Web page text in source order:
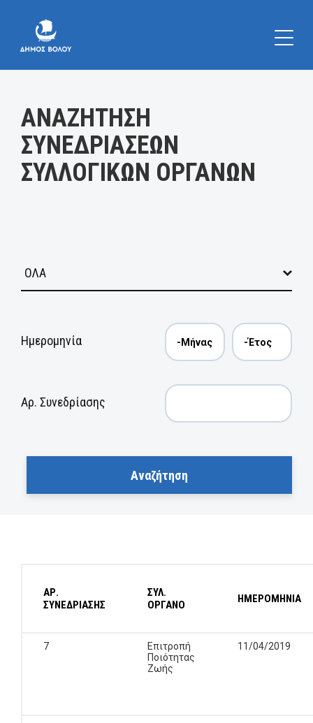
ΑΝΑΖΗΤΗΣΗ
ΣΥΝΕΔΡΙΑΣΕΩΝ
ΣΥΛΛΟΓΙΚΩΝ ΟΡΓΑΝΩΝ
Ημερομηνία
Αρ. Συνεδρίασης
ΑΡ.
ΣΥΝΕΔΡΙΑΣΗΣ
ΣΥΛ.
ΟΡΓΑΝΟ
ΗΜΕΡΟΜΗΝΙΑ
7
Επιτροπή
Ποιότητας
Ζωής
11/04/2019